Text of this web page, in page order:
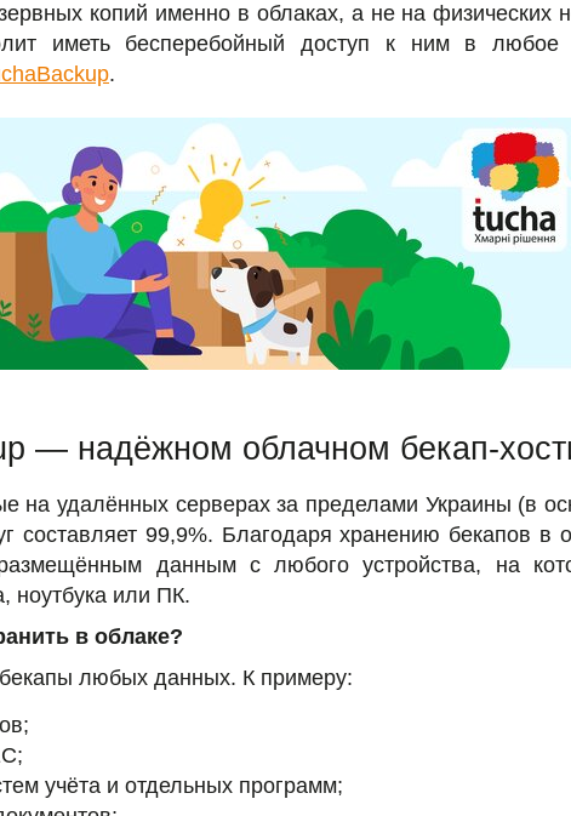
копий именно в облаках, а не на физических
иметь бесперебойный доступ к ним в
.
— надёжном облачном бекап-
на удалённых серверах за пределами Украины (в
составляет 99,9%. Благодаря хранению бекапов в
данным с любого устройства, на
ноутбука или ПК.
в облаке?
любых данных. К примеру:
учёта и отдельных программ;